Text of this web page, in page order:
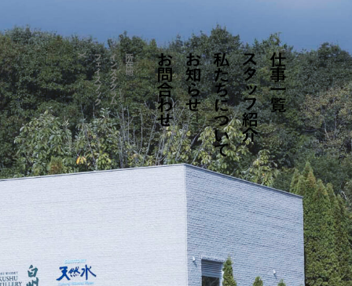
仕事一覧
ス
タ
ッ
フ紹介
私たちについて
お知らせ
お問合わせ
所在地
インス
タ
グ
ラ
ム
フェイス
ブ
ッ
ク
X